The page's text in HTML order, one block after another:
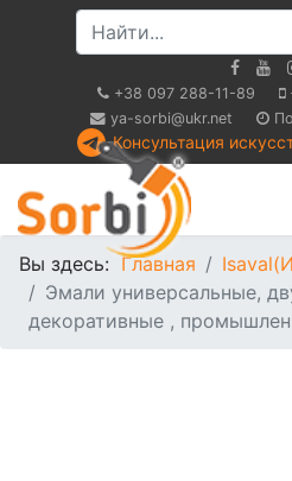
+38 097 288-11-89
ya-sorbi@ukr.net
Консультация
Вы здесь:Главная
Эмали универсальные,
декоративные ,